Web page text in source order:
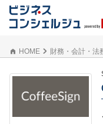
HOME 財務・会計・法